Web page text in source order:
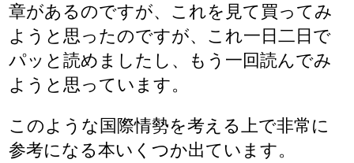
章があるのですが、これを見て買ってみ
ようと思ったのですが、これ一日二日で
パッと読めましたし、もう一回読んでみ
ようと思っています。
このような国際情勢を考える上で非常に
参考になる本いくつか出ています。